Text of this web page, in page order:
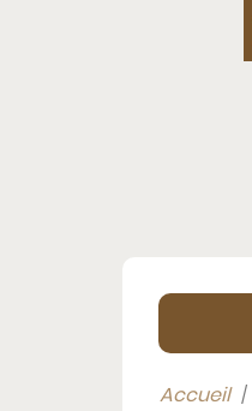
Accueil